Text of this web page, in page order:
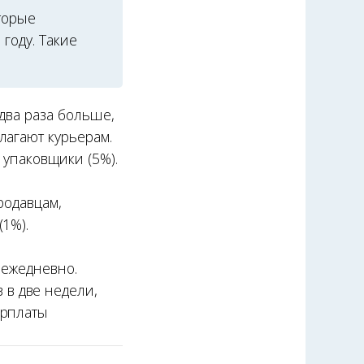
Такие
раза больше,
курьерам.
(5%).
две недели,